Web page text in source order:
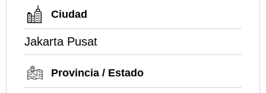
Ciudad
Jakarta Pusat
Provincia / Estado